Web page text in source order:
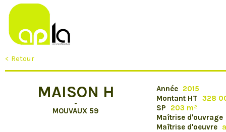
< Retour
MAISON H
-
MOUVAUX 59
Année 2015
Montant HT 328
SP
203 m²
Maîtrise d'ouvrage
Maîtrise d'oeuvre